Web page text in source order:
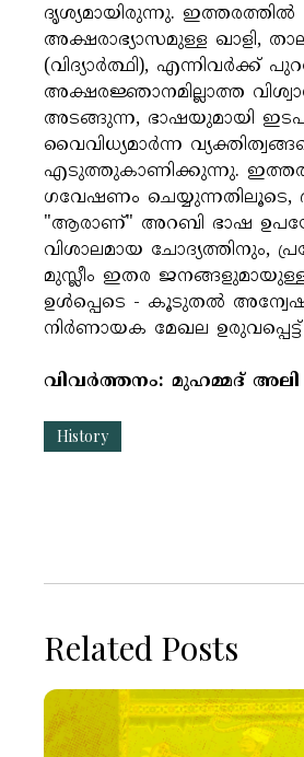
ദൃശ്യമായിരുന്നു. ഇത്തരത്തിൽ
അക്ഷരാഭ്യാസമുള്ള ഖാളി,
(വിദ്യാർത്ഥി), എന്നിവർക്ക്
അക്ഷരജ്ഞാനമില്ലാത്ത
അടങ്ങുന്ന, ഭാഷയുമായി
വൈവിധ്യമാർന്ന
എടുത്തുകാണിക്കുന്നു.
ഗവേഷണം ചെയ്യുന്നതിലൂടെ,
"ആരാണ്" അറബി ഭാഷ
വിശാലമായ ചോദ്യത്തിനും,
മുസ്ലീം ഇതര
ഉൾപ്പെടെ - കൂടുതൽ
നിർണായക മേഖല
വിവർത്തനം: മുഹമ്മദ്
History
Related Posts